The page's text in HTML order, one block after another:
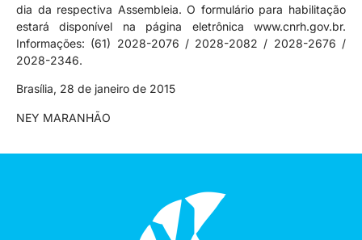
dia da respectiva Assembleia. O formulário para habilitação
estará disponível na página eletrônica www.cnrh.gov.br.
Informações: (61) 2028-2076 / 2028-2082 / 2028-2676 /
2028-2346.
Brasília, 28 de janeiro de 2015
NEY MARANHÃO